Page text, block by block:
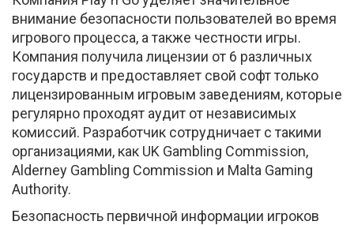
внимание безопасности пользователей во время
игрового процесса, а также честности игры.
Компания получила лицензии от 6 различных
государств и предоставляет свой софт только
лицензированным игровым заведениям, которые
регулярно проходят аудит от независимых
комиссий. Разработчик сотрудничает с такими
организациями, как UK Gambling Commission,
Alderney Gambling Commission и Malta Gaming
Authority.
Безопасность первичной информации игроков